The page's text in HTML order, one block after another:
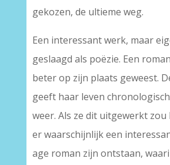
gekozen, de ultieme weg.
Een interessant werk, maar
geslaagd als poëzie. Een
beter op zijn plaats geweest.
geeft haar leven
weer. Als ze dit uitgewerkt zou
er waarschijnlijk een
age roman zijn ontstaan,